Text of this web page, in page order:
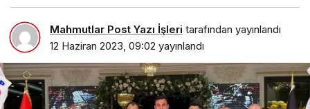
Mahmutlar Post Yazı İşleri tarafından yayınlandı
12 Haziran 2023, 09:02 yayınlandı